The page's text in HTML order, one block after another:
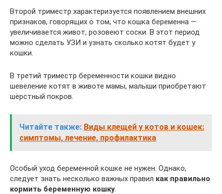
Второй триместр характеризуется появлением внешних
признаков, говорящих о том, что кошка беременна —
увеличивается живот, розовеют соски. В этот период
можно сделать УЗИ и узнать сколько котят будет у
кошки.
В третий триместр беременности кошки видно
шевеление котят в животе мамы, малыши приобретают
шёрстный покров.
Читайте также: Виды клещей у котов и кошек:
симптомы, лечение, профилактика
Особый уход беременной кошке не нужен. Однако,
следует знать несколько важных правил как правильно
кормить беременную кошку.